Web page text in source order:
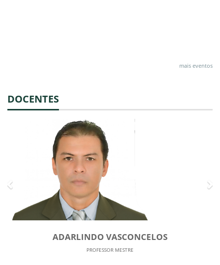
mais eventos
DOCENTES
ADARLINDO VASCONCELOS
PROFESSOR MESTRE